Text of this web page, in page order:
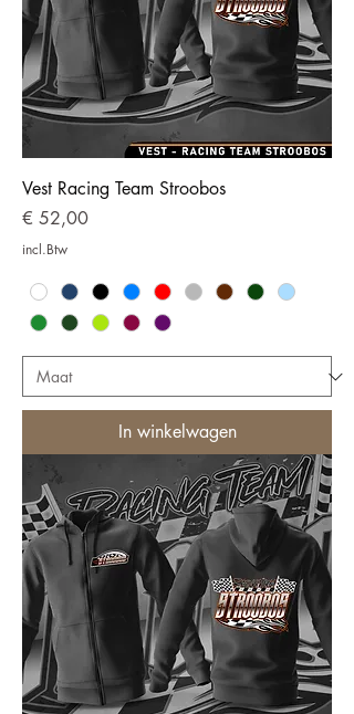
Vest Racing Team Stroobos
Prijs
€ 52,00
incl.Btw
In winkelwagen